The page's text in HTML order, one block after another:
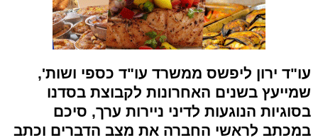
עו"ד ירון ליפשס ממשרד עו"ד כספי ושות',
שמייעץ בשנים האחרונות לקבוצת בסדנו
בסוגיות הנוגעות לדיני ניירות ערך, סיכם
במכתב לראשי החברה את מצב הדברים וכתב